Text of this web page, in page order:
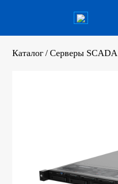
Каталог / Серверы SCADA